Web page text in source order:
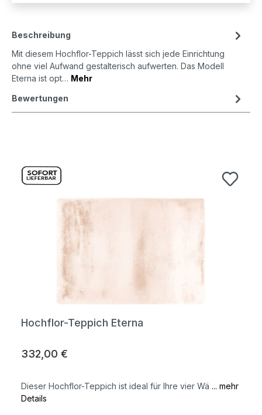
Beschreibung
Mit diesem Hochflor-Teppich lässt sich jede Einrichtung
ohne viel Aufwand gestalterisch aufwerten. Das Modell
Eterna ist opt… Mehr
Bewertungen
Hochflor-Teppich Eterna
332,00 €
Dieser Hochflor-Teppich ist ideal für Ihre vier Wä ... mehr
Details